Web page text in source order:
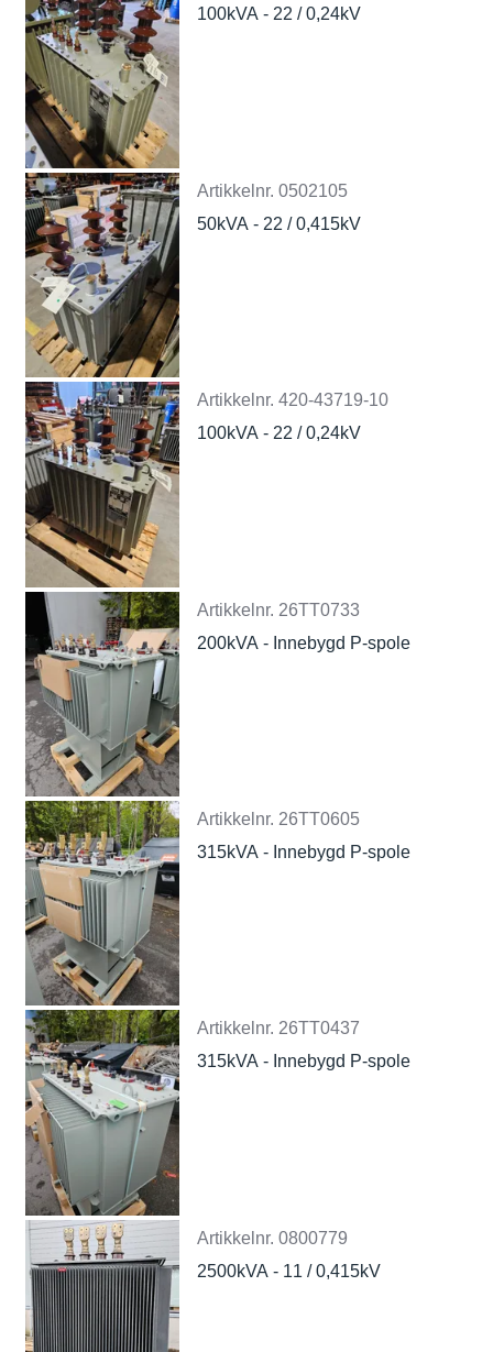
100kVA - 22 / 0,24kV
Artikkelnr. 0502105
50kVA - 22 / 0,415kV
Artikkelnr. 420-43719-10
100kVA - 22 / 0,24kV
Artikkelnr. 26TT0733
200kVA - Innebygd P-spole
Artikkelnr. 26TT0605
315kVA - Innebygd P-spole
Artikkelnr. 26TT0437
315kVA - Innebygd P-spole
Artikkelnr. 0800779
2500kVA - 11 / 0,415kV